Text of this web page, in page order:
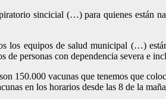
sincicial (…) para quienes están
los equipos de salud municipal (…)
personas con dependencia severa e
vacunas que tenemos que
en los horarios desde las 8 de la